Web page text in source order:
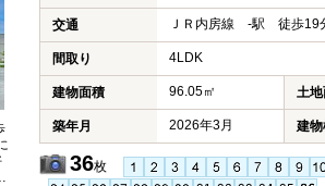
交通 ＪＲ内房線 -駅 徒歩19
間取り 4LDK
建物面積 96.05㎡ 土
築年月 2026年3月 建
36枚